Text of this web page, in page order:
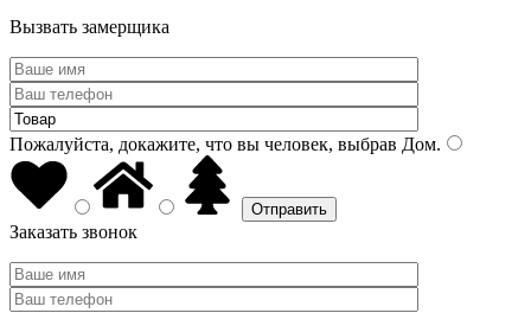
Вызвать замерщика
Пожалуйста, докажите, что вы человек, выбрав Дом.
Заказать звонок